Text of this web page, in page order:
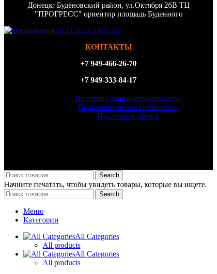
Донецк: Будёновский район, ул.Октября 26В ТЦ
"ПРОГРЕСС" ориентир площадь Буденного
КОНТАКТЫ
+7 949-466-26-70
+7 949-333-84-17
Политика конфиденциальности
Пользовательское соглашение
Публичная оферта
Search
Начните печатать, чтобы увидеть товары, которые вы ищете.
Search
Меню
Категории
All Categories
All products
All Categories
All products